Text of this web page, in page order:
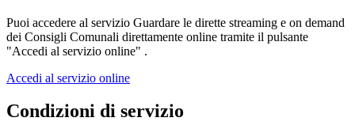
Puoi accedere al servizio Guardare le dirette streaming e on demand
dei Consigli Comunali direttamente online tramite il pulsante
"Accedi al servizio online" .
Accedi al servizio online
Condizioni di servizio